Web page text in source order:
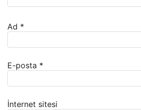
Ad *
E-posta *
İnternet sitesi